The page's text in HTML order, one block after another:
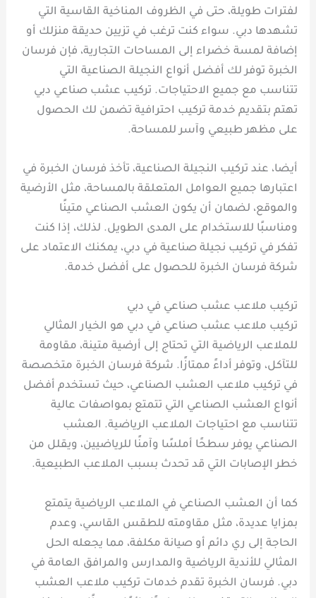
لفترات طويلة، حتى في الظروف المناخية القاسية التي
تشهدها دبي. سواء كنت ترغب في تزيين حديقة منزلك أو
إضافة لمسة خضراء إلى المساحات التجارية، فإن فرسان
الخبرة توفر لك أفضل أنواع النجيلة الصناعية التي
تتناسب مع جميع الاحتياجات. تركيب عشب صناعي دبي
تهتم بتقديم خدمة تركيب احترافية تضمن لك الحصول
على مظهر طبيعي وآسر للمساحة.
أيضا، عند تركيب النجيلة الصناعية، تأخذ فرسان الخبرة في
اعتبارها جميع العوامل المتعلقة بالمساحة، مثل الأرضية
والموقع، لضمان أن يكون العشب الصناعي متينًا
ومناسبًا للاستخدام على المدى الطويل. لذلك، إذا كنت
تفكر في تركيب نجيلة صناعية في دبي، يمكنك الاعتماد على
شركة فرسان الخبرة للحصول على أفضل خدمة.
تركيب ملاعب عشب صناعي في دبي
تركيب ملاعب عشب صناعي في دبي هو الخيار المثالي
للملاعب الرياضية التي تحتاج إلى أرضية متينة، مقاومة
للتآكل، وتوفر أداءً ممتازًا. شركة فرسان الخبرة متخصصة
في تركيب ملاعب العشب الصناعي، حيث تستخدم أفضل
أنواع العشب الصناعي التي تتمتع بمواصفات عالية
تتناسب مع احتياجات الملاعب الرياضية. العشب
الصناعي يوفر سطحًا أملسًا وآمنًا للرياضيين، ويقلل من
خطر الإصابات التي قد تحدث بسبب الملاعب الطبيعية.
كما أن العشب الصناعي في الملاعب الرياضية يتمتع
بمزايا عديدة، مثل مقاومته للطقس القاسي، وعدم
الحاجة إلى ري دائم أو صيانة مكلفة، مما يجعله الحل
المثالي للأندية الرياضية والمدارس والمرافق العامة في
دبي. فرسان الخبرة تقدم خدمات تركيب ملاعب العشب